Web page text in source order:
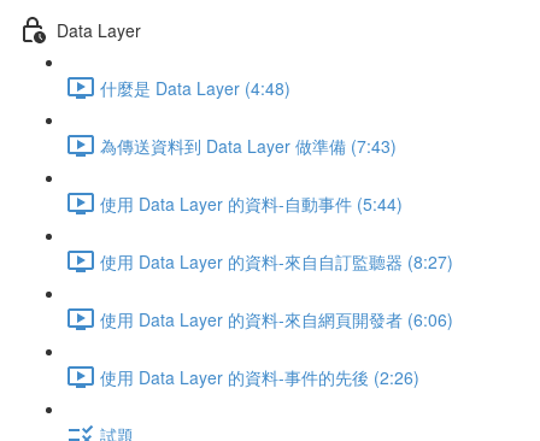
Data Layer
什麼是 Data Layer (4:48)
為傳送資料到 Data Layer 做準備 (7:43)
使用 Data Layer 的資料-自動事件 (5:44)
使用 Data Layer 的資料-來自自訂監聽器 (8:27)
使用 Data Layer 的資料-來自網頁開發者 (6:06)
使用 Data Layer 的資料-事件的先後 (2:26)
試題